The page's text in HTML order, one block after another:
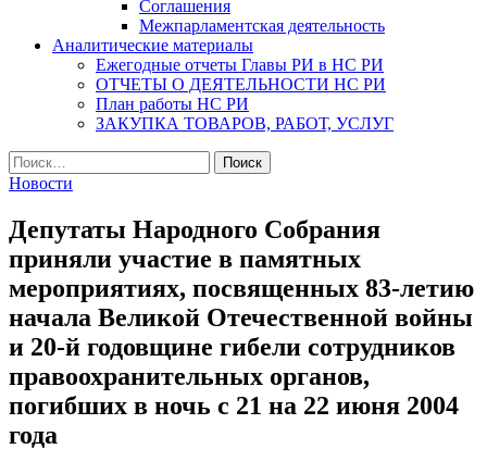
Соглашения
Межпарламентская деятельность
Аналитические материалы
Ежегодные отчеты Главы РИ в НС РИ
ОТЧЕТЫ О ДЕЯТЕЛЬНОСТИ НС РИ
План работы НС РИ
ЗАКУПКА ТОВАРОВ, РАБОТ, УСЛУГ
Найти:
Новости
Депутаты Народного Собрания
приняли участие в памятных
мероприятиях, посвященных 83-летию
начала Великой Отечественной войны
и 20-й годовщине гибели сотрудников
правоохранительных органов,
погибших в ночь с 21 на 22 июня 2004
года